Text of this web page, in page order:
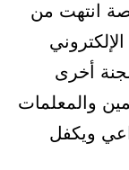
انتهت من
أخرى
والمعلمات
ويكفل